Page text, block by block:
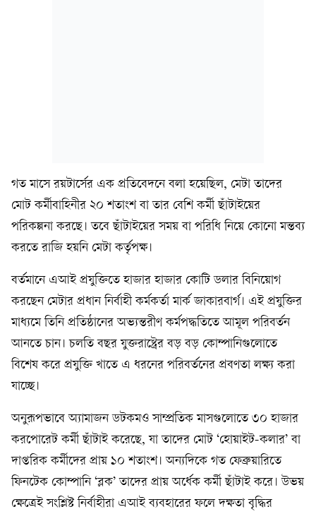
গত মাসে রয়টার্সের এক প্রতিবেদনে বলা হয়েছিল, মেটা তাদের
মোট কর্মীবাহিনীর ২০ শতাংশ বা তার বেশি কর্মী ছাঁটাইয়ের
পরিকল্পনা করছে। তবে ছাঁটাইয়ের সময় বা পরিধি নিয়ে কোনো মন্তব্য
করতে রাজি হয়নি মেটা কর্তৃপক্ষ।
বর্তমানে এআই প্রযুক্তিতে হাজার হাজার কোটি ডলার বিনিয়োগ
করছেন মেটার প্রধান নির্বাহী কর্মকর্তা মার্ক জাকারবার্গ। এই প্রযুক্তির
মাধ্যমে তিনি প্রতিষ্ঠানের অভ্যন্তরীণ কর্মপদ্ধতিতে আমূল পরিবর্তন
আনতে চান। চলতি বছর যুক্তরাষ্ট্রের বড় বড় কোম্পানিগুলোতে
বিশেষ করে প্রযুক্তি খাতে এ ধরনের পরিবর্তনের প্রবণতা লক্ষ্য করা
যাচ্ছে।
অনুরূপভাবে অ্যামাজন ডটকমও সাম্প্রতিক মাসগুলোতে ৩০ হাজার
করপোরেট কর্মী ছাঁটাই করেছে, যা তাদের মোট ‘হোয়াইট-কলার’ বা
দাপ্তরিক কর্মীদের প্রায় ১০ শতাংশ। অন্যদিকে গত ফেব্রুয়ারিতে
ফিনটেক কোম্পানি ‘ব্লক’ তাদের প্রায় অর্ধেক কর্মী ছাঁটাই করে। উভয়
ক্ষেত্রেই সংশ্লিষ্ট নির্বাহীরা এআই ব্যবহারের ফলে দক্ষতা বৃদ্ধির